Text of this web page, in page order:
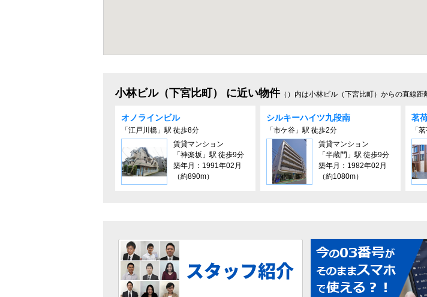
小林ビル（下宮比町） に近い物件（）内は小林ビル（下宮比町）からの直線距
オノラインビル
「江戸川橋」駅 徒歩8分
賃貸マンション
「神楽坂」駅 徒歩9分
築年月：1991年02月
（約890m）
シルキーハイツ九段南
「市ケ谷」駅 徒歩2分
賃貸マンション
「半蔵門」駅 徒歩9分
築年月：1982年02月
（約1080m）
茗
「